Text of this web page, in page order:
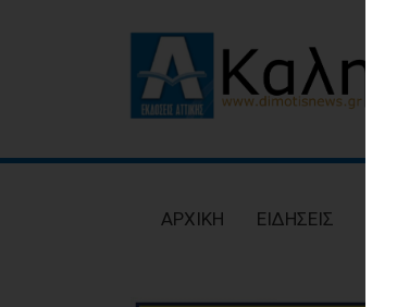
ΕΙΔΗΣΕΙΣ
AΡΧΙΚΗ ΕΙΔΗΣΕΙΣ